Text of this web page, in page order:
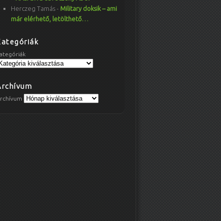
Herczeg Tamás - Military doksik – ami
már elérhető, letölthető…